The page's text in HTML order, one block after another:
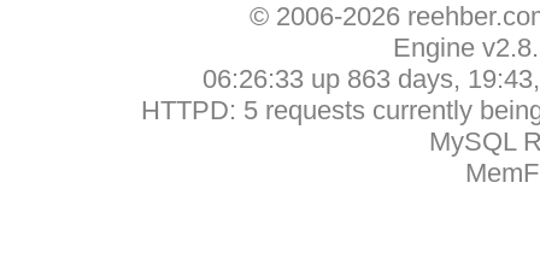
© 2006-2026
Engine
06:26:33 up 863 days,
HTTPD: 5 requests currently
MySQL